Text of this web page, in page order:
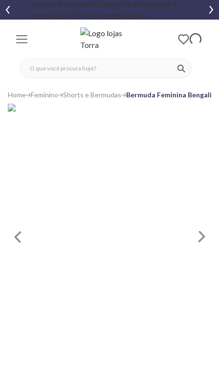
ver
fechar menu
fechar menu
favoritos
Home Feminino Shorts e Bermudas Bermuda Feminina